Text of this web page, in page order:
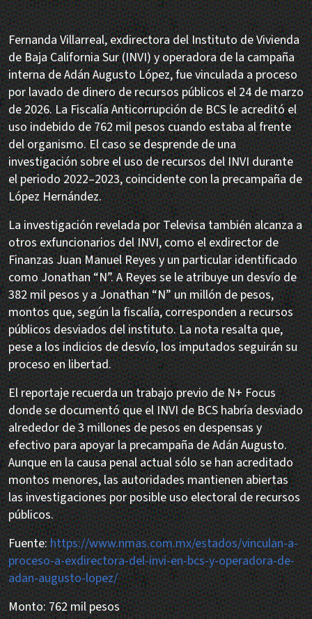
Fernanda Villarreal, exdirectora del Instituto de Vivienda
de Baja California Sur (INVI) y operadora de la campaña
interna de Adán Augusto López, fue vinculada a proceso
por lavado de dinero de recursos públicos el 24 de marzo
de 2026. La Fiscalía Anticorrupción de BCS le acreditó el
uso indebido de 762 mil pesos cuando estaba al frente
del organismo. El caso se desprende de una
investigación sobre el uso de recursos del INVI durante
el periodo 2022–2023, coincidente con la precampaña de
López Hernández.
La investigación revelada por Televisa también alcanza a
otros exfuncionarios del INVI, como el exdirector de
Finanzas Juan Manuel Reyes y un particular identificado
como Jonathan “N”. A Reyes se le atribuye un desvío de
382 mil pesos y a Jonathan “N” un millón de pesos,
montos que, según la fiscalía, corresponden a recursos
públicos desviados del instituto. La nota resalta que,
pese a los indicios de desvío, los imputados seguirán su
proceso en libertad.
El reportaje recuerda un trabajo previo de N+ Focus
donde se documentó que el INVI de BCS habría desviado
alrededor de 3 millones de pesos en despensas y
efectivo para apoyar la precampaña de Adán Augusto.
Aunque en la causa penal actual sólo se han acreditado
montos menores, las autoridades mantienen abiertas
las investigaciones por posible uso electoral de recursos
públicos.
Fuente:https://www.nmas.com.mx/estados/vinculan-a-
proceso-a-exdirectora-del-invi-en-bcs-y-operadora-de-
adan-augusto-lopez/
Monto: 762 mil pesos